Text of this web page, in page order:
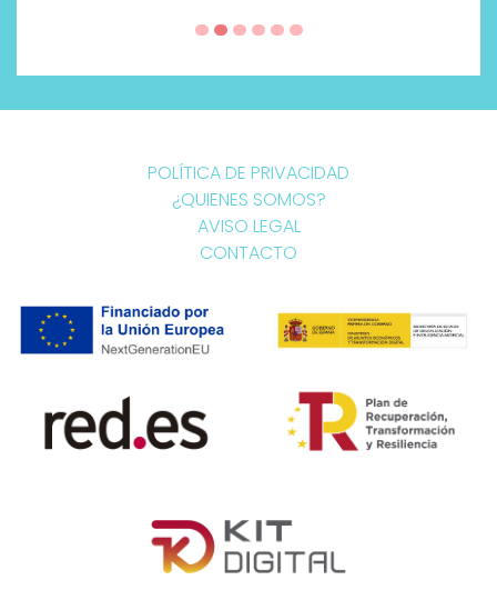
POLÍTICA DE PRIVACIDAD
¿QUIENES SOMOS?
AVISO LEGAL
CONTACTO